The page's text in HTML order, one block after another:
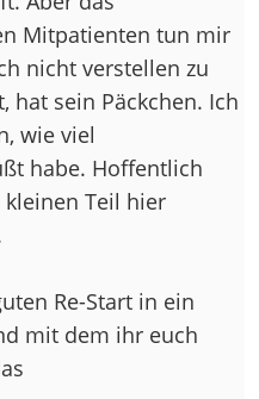
Mitpatienten tun mir
nicht verstellen zu
hat sein Päckchen. Ich
wie viel
habe. Hoffentlich
Teil hier
Re-Start in ein
mit dem ihr euch